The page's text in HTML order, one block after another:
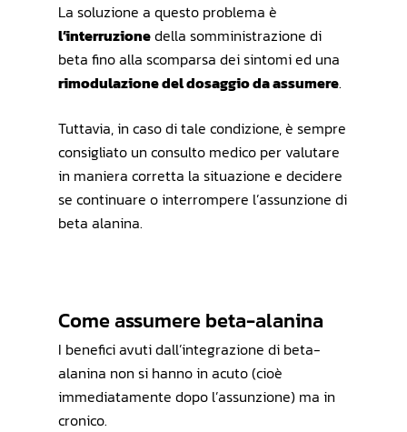
La soluzione a questo problema è
l’interruzionedella somministrazione di
beta fino alla scomparsa dei sintomi ed una
rimodulazione del dosaggio da assumere.
Tuttavia, in caso di tale condizione, è sempre
consigliato un consulto medico per valutare
in maniera corretta la situazione e decidere
se continuare o interrompere l’assunzione di
beta alanina.
Come assumere beta-alanina
I benefici avuti dall’integrazione di beta-
alanina non si hanno in acuto (cioè
immediatamente dopo l’assunzione) ma in
cronico.